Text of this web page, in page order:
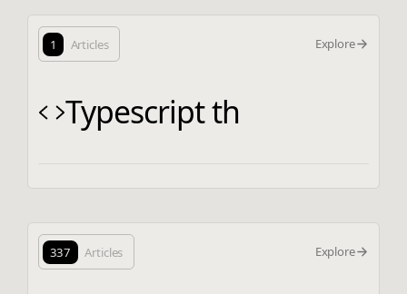
1 Articles Explore
Typescript th
337 Articles Explore